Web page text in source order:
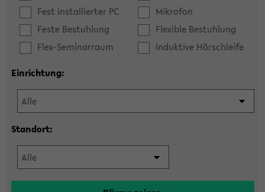
Fest installierter PC
Mikrofon
Feste Bestuhlung
Flexible Bestuhlung
Flex-Seminarraum
Induktive Hörschleife
Einrichtung:
Standort: